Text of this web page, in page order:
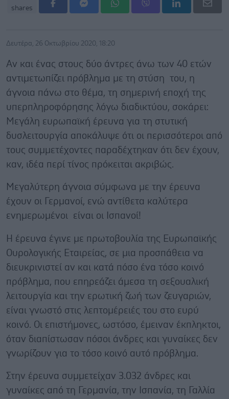
shares
Δευτέρα, 26 Οκτωβρίου 2020, 18:20
Αν και ένας στους δύο άντρες άνω των 40 ετών
αντιμετωπίζει πρόβλημα με τη στύση του, η
άγνοια πάνω στο θέμα, τη σημερινή εποχή της
υπερπληροφόρησης λόγω διαδικτύου, σοκάρει:
Μεγάλη ευρωπαϊκή έρευνα για τη στυτική
δυσλειτουργία αποκάλυψε ότι οι περισσότεροι από
τους συμμετέχοντες παραδέχτηκαν ότι δεν έχουν,
καν, ιδέα περί τίνος πρόκειται ακριβώς.
Μεγαλύτερη άγνοια σύμφωνα με την έρευνα
έχουν οι Γερμανοί, ενώ αντίθετα καλύτερα
ενημερωμένοι είναι οι Ισπανοί!
Η έρευνα έγινε με πρωτοβουλία της Ευρωπαϊκής
Ουρολογικής Εταιρείας, σε μια προσπάθεια να
διευκρινιστεί αν και κατά πόσο ένα τόσο κοινό
πρόβλημα, που επηρεάζει άμεσα τη σεξουαλική
λειτουργία και την ερωτική ζωή των ζευγαριών,
είναι γνωστό στις λεπτομέρειές του στο ευρύ
κοινό. Οι επιστήμονες, ωστόσο, έμειναν έκπληκτοι,
όταν διαπίστωσαν πόσοι άνδρες και γυναίκες δεν
γνωρίζουν για το τόσο κοινό αυτό πρόβλημα.
Στην έρευνα συμμετείχαν 3.032 άνδρες και
γυναίκες από τη Γερμανία, την Ισπανία, τη Γαλλία